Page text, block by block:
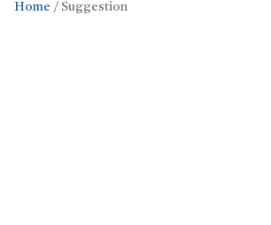
Home Suggestion